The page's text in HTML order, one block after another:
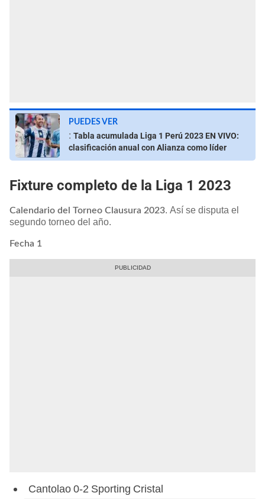
PUEDES VER
: Tabla acumulada Liga 1 Perú 2023 EN VIVO:
clasificación anual con Alianza como líder
Fixture completo de la Liga 1 2023
Calendario del Torneo Clausura 2023. Así se disputa el
segundo torneo del año.
Fecha 1
Cantolao 0-2 Sporting Cristal